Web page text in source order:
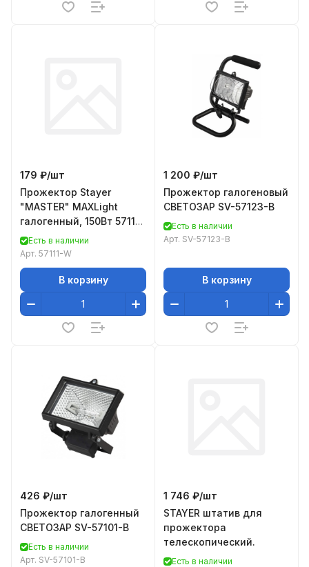
179 ₽/шт
Прожектор Stayer
"MASTER" MAXLight
галогенный, 150Вт 57111-
WЕсть в наличии
Арт. 57111-W
В корзину
1 200 ₽/шт
Прожектор галогеновый
СВЕТОЗАР SV-57123-B
Есть в наличии
Арт. SV-57123-B
В корзину
426 ₽/шт
Прожектор галогенный
СВЕТОЗАР SV-57101-B
Есть в наличии
Арт. SV-57101-B
1 746 ₽/шт
STAYER штатив для
прожектора
телескопический.
Есть в наличии